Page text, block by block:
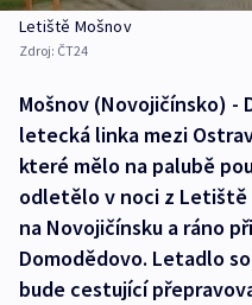
Letiště Mošnov
Zdroj: ČT24
Mošnov (Novojičínsko) -
letecká linka mezi
které mělo na palubě
odletělo v noci z Letiště
na Novojičínsku a ráno
Domodědovo. Letadlo
bude cestující